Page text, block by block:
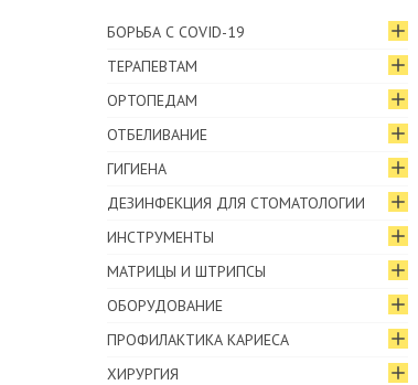
БОРЬБА С COVID-19
ТЕРАПЕВТАМ
ОРТОПЕДАМ
ОТБЕЛИВАНИЕ
ГИГИЕНА
ДЕЗИНФЕКЦИЯ ДЛЯ СТОМАТОЛОГИИ
ИНСТРУМЕНТЫ
МАТРИЦЫ И ШТРИПСЫ
ОБОРУДОВАНИЕ
ПРОФИЛАКТИКА КАРИЕСА
ХИРУРГИЯ